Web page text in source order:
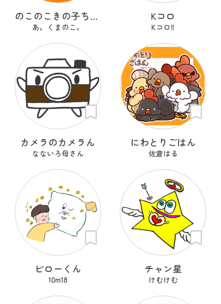
のこのこきの子ちゃん
あ。くまのこ。
Kコロ
Kコロ‼︎
カメラのカメラん
なないろ母さん
にわとりごはん
佐倉はる
ピローくん
10m18
チャン星
けむけむ